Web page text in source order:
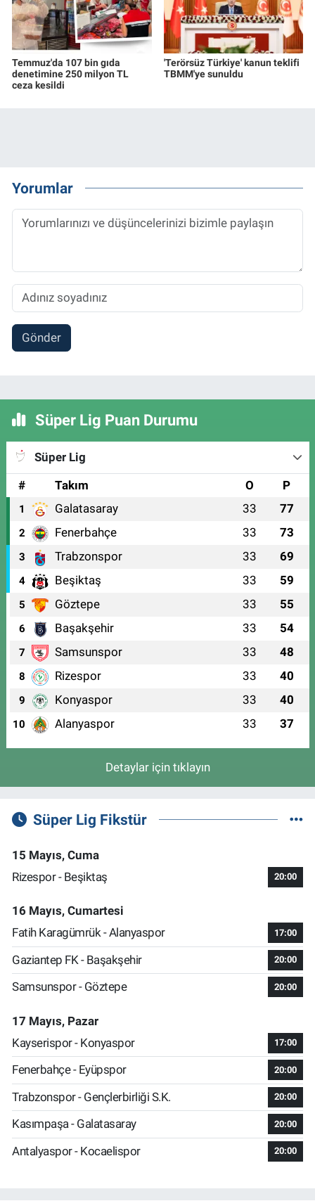
Temmuz'da 107 bin gıda
denetimine 250 milyon TL
ceza kesildi
'Terörsüz Türkiye' kanun teklifi
TBMM'ye sunuldu
Yorumlar
Gönder
Süper Lig Puan Durumu
Süper Lig
#
Takım O P
1 Galatasaray 33 77
2 Fenerbahçe 33 73
3 Trabzonspor 33 69
4 Beşiktaş 33 59
5 Göztepe 33 55
6 Başakşehir 33 54
7 Samsunspor 33 48
8 Rizespor 33 40
9 Konyaspor 33 40
10 Alanyaspor 33 37
Detaylar için tıklayın
Süper Lig Fikstür
15 Mayıs, Cuma
Rizespor - Beşiktaş
20:00
16 Mayıs, Cumartesi
Fatih Karagümrük - Alanyaspor
17:00
Gaziantep FK - Başakşehir 20:00
Samsunspor - Göztepe 20:00
17 Mayıs, Pazar
Kayserispor - Konyaspor
17:00
Fenerbahçe - Eyüpspor 20:00
Trabzonspor - Gençlerbirliği S.K. 20:00
Kasımpaşa - Galatasaray 20:00
Antalyaspor - Kocaelispor 20:00